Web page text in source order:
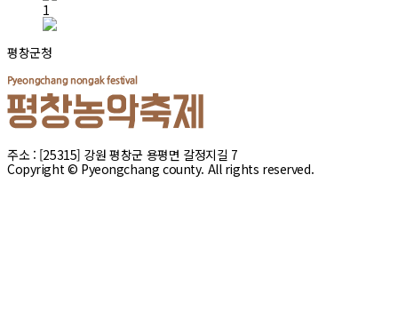
1
평창군청
주소 : [25315] 강원 평창군 용평면 갈정지길 7
Copyright © Pyeongchang county. All rights reserved.